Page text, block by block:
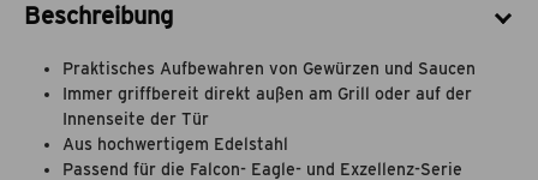
Beschreibung
Praktisches Aufbewahren von Gewürzen und Saucen
Immer griffbereit direkt außen am Grill oder auf der
Innenseite der Tür
Aus hochwertigem Edelstahl
Passend für die Falcon- Eagle- und Exzellenz-Serie